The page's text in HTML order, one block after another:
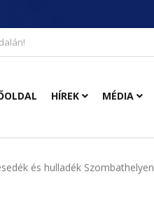
HÍREK MÉDIA
és hulladék Szombathelyen